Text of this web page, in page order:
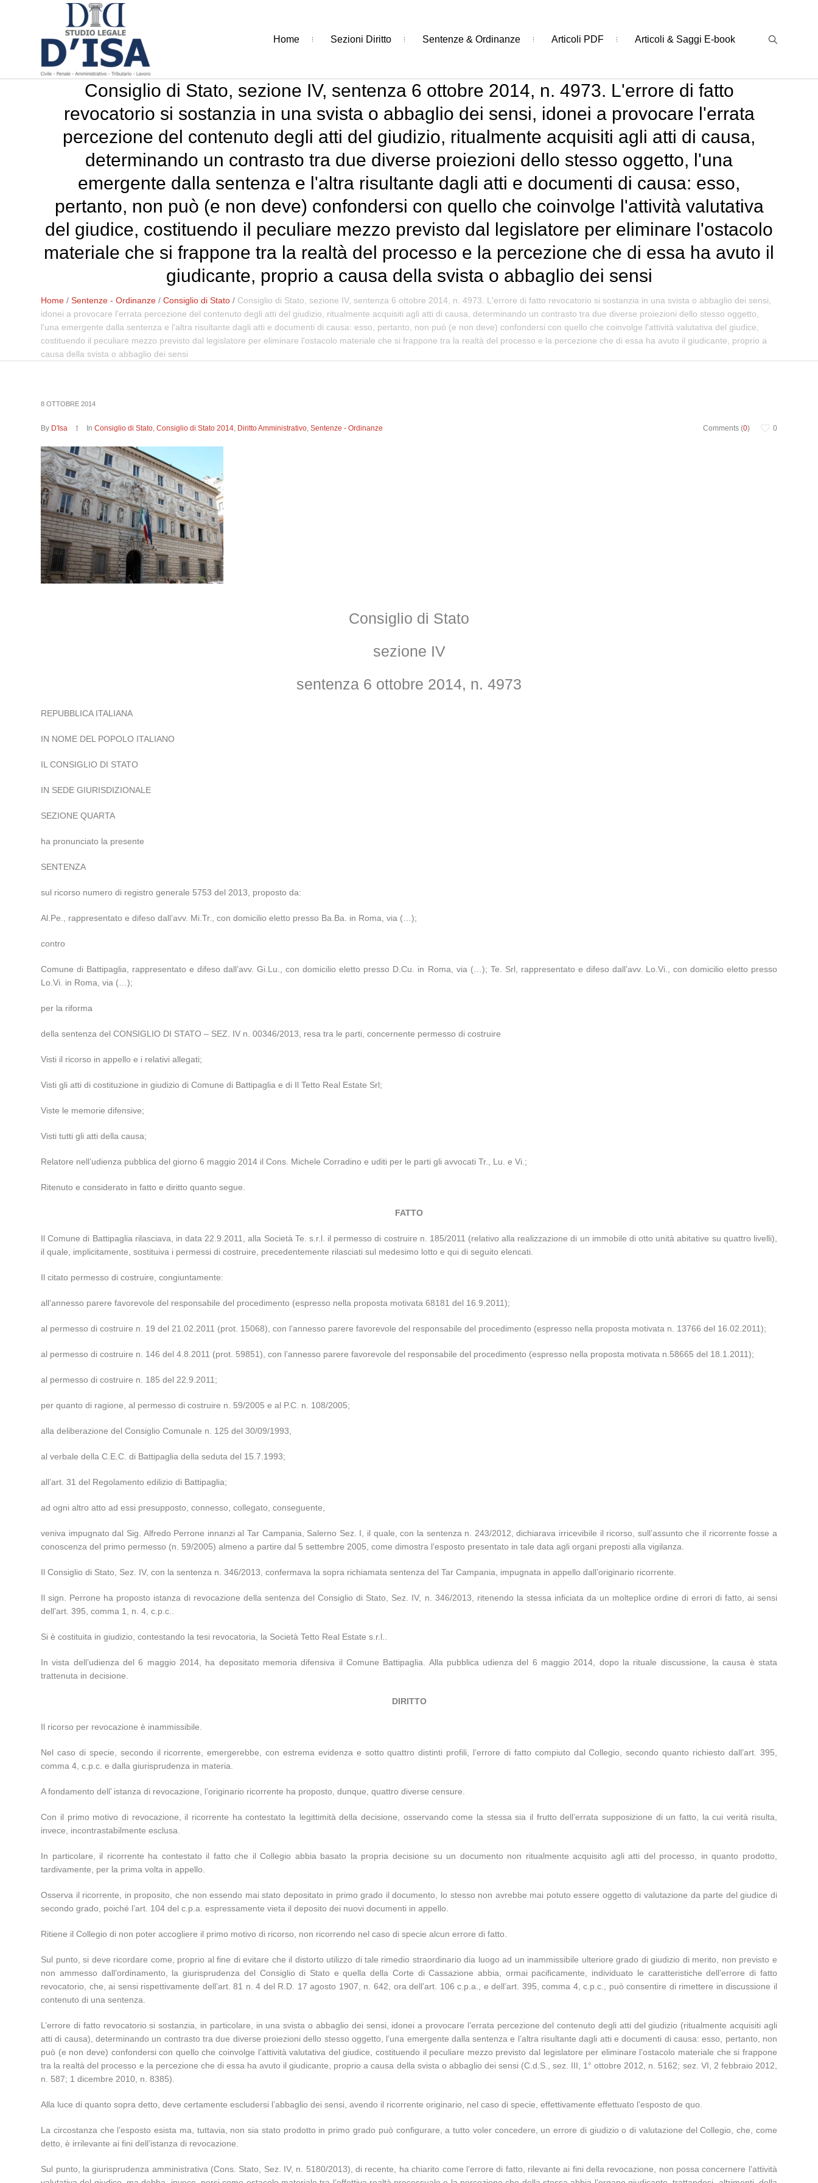
Home Sezioni Diritto Sentenze & Ordinanze Articoli PDF Articoli & Saggi E-book
Consiglio di Stato, sezione IV, sentenza 6 ottobre 2014, n. 4973. L'errore di fatto
revocatorio si sostanzia in una svista o abbaglio dei sensi, idonei a provocare l'errata
percezione del contenuto degli atti del giudizio, ritualmente acquisiti agli atti di causa,
determinando un contrasto tra due diverse proiezioni dello stesso oggetto, l'una
emergente dalla sentenza e l'altra risultante dagli atti e documenti di causa: esso,
pertanto, non può (e non deve) confondersi con quello che coinvolge l'attività valutativa
del giudice, costituendo il peculiare mezzo previsto dal legislatore per eliminare l'ostacolo
materiale che si frappone tra la realtà del processo e la percezione che di essa ha avuto il
giudicante, proprio a causa della svista o abbaglio dei sensi
Home /Sentenze - Ordinanze /Consiglio di Stato / Consiglio di Stato, sezione IV, sentenza 6 ottobre 2014, n. 4973. L'errore di fatto revocatorio si sostanzia in una svista o abbaglio dei sensi,
idonei a provocare l'errata percezione del contenuto degli atti del giudizio, ritualmente acquisiti agli atti di causa, determinando un contrasto tra due diverse proiezioni dello stesso oggetto,
l'una emergente dalla sentenza e l'altra risultante dagli atti e documenti di causa: esso, pertanto, non può (e non deve) confondersi con quello che coinvolge l'attività valutativa del giudice,
costituendo il peculiare mezzo previsto dal legislatore per eliminare l'ostacolo materiale che si frappone tra la realtà del processo e la percezione che di essa ha avuto il giudicante, proprio a
causa della svista o abbaglio dei sensi
8 OTTOBRE 2014
Comments (0) 0
By D'Isa InConsiglio di Stato,Consiglio di Stato 2014, Diritto Amministrativo,Sentenze - Ordinanze
Consiglio di Stato
sezione IV
sentenza 6 ottobre 2014, n. 4973
REPUBBLICA ITALIANA
IN NOME DEL POPOLO ITALIANO
IL CONSIGLIO DI STATO
IN SEDE GIURISDIZIONALE
SEZIONE QUARTA
ha pronunciato la presente
SENTENZA
sul ricorso numero di registro generale 5753 del 2013, proposto da:
Al.Pe., rappresentato e difeso dall’avv. Mi.Tr., con domicilio eletto presso Ba.Ba. in Roma, via (…);
contro
Comune di Battipaglia, rappresentato e difeso dall’avv. Gi.Lu., con domicilio eletto presso D.Cu. in Roma, via (…); Te. Srl, rappresentato e difeso dall’avv. Lo.Vi., con domicilio eletto presso
Lo.Vi. in Roma, via (…);
per la riforma
della sentenza del CONSIGLIO DI STATO – SEZ. IV n. 00346/2013, resa tra le parti, concernente permesso di costruire
Visti il ricorso in appello e i relativi allegati;
Visti gli atti di costituzione in giudizio di Comune di Battipaglia e di Il Tetto Real Estate Srl;
Viste le memorie difensive;
Visti tutti gli atti della causa;
Relatore nell’udienza pubblica del giorno 6 maggio 2014 il Cons. Michele Corradino e uditi per le parti gli avvocati Tr., Lu. e Vi.;
Ritenuto e considerato in fatto e diritto quanto segue.
FATTO
Il Comune di Battipaglia rilasciava, in data 22.9.2011, alla Società Te. s.r.l. il permesso di costruire n. 185/2011 (relativo alla realizzazione di un immobile di otto unità abitative su quattro livelli),
il quale, implicitamente, sostituiva i permessi di costruire, precedentemente rilasciati sul medesimo lotto e qui di seguito elencati.
Il citato permesso di costruire, congiuntamente:
all’annesso parere favorevole del responsabile del procedimento (espresso nella proposta motivata 68181 del 16.9.2011);
al permesso di costruire n. 19 del 21.02.2011 (prot. 15068), con l’annesso parere favorevole del responsabile del procedimento (espresso nella proposta motivata n. 13766 del 16.02.2011);
al permesso di costruire n. 146 del 4.8.2011 (prot. 59851), con l’annesso parere favorevole del responsabile del procedimento (espresso nella proposta motivata n.58665 del 18.1.2011);
al permesso di costruire n. 185 del 22.9.2011;
per quanto di ragione, al permesso di costruire n. 59/2005 e al P.C. n. 108/2005;
alla deliberazione del Consiglio Comunale n. 125 del 30/09/1993,
al verbale della C.E.C. di Battipaglia della seduta del 15.7.1993;
all’art. 31 del Regolamento edilizio di Battipaglia;
ad ogni altro atto ad essi presupposto, connesso, collegato, conseguente,
veniva impugnato dal Sig. Alfredo Perrone innanzi al Tar Campania, Salerno Sez. I, il quale, con la sentenza n. 243/2012, dichiarava irricevibile il ricorso, sull’assunto che il ricorrente fosse a
conoscenza del primo permesso (n. 59/2005) almeno a partire dal 5 settembre 2005, come dimostra l’esposto presentato in tale data agli organi preposti alla vigilanza.
Il Consiglio di Stato, Sez. IV, con la sentenza n. 346/2013, confermava la sopra richiamata sentenza del Tar Campania, impugnata in appello dall’originario ricorrente.
Il sign. Perrone ha proposto istanza di revocazione della sentenza del Consiglio di Stato, Sez. IV, n. 346/2013, ritenendo la stessa inficiata da un molteplice ordine di errori di fatto, ai sensi
dell’art. 395, comma 1, n. 4, c.p.c..
Si è costituita in giudizio, contestando la tesi revocatoria, la Società Tetto Real Estate s.r.l..
In vista dell’udienza del 6 maggio 2014, ha depositato memoria difensiva il Comune Battipaglia. Alla pubblica udienza del 6 maggio 2014, dopo la rituale discussione, la causa è stata
trattenuta in decisione.
DIRITTO
Il ricorso per revocazione è inammissibile.
Nel caso di specie, secondo il ricorrente, emergerebbe, con estrema evidenza e sotto quattro distinti profili, l’errore di fatto compiuto dal Collegio, secondo quanto richiesto dall’art. 395,
comma 4, c.p.c. e dalla giurisprudenza in materia.
A fondamento dell’ istanza di revocazione, l’originario ricorrente ha proposto, dunque, quattro diverse censure.
Con il primo motivo di revocazione, il ricorrente ha contestato la legittimità della decisione, osservando come la stessa sia il frutto dell’errata supposizione di un fatto, la cui verità risulta,
invece, incontrastabilmente esclusa.
In particolare, il ricorrente ha contestato il fatto che il Collegio abbia basato la propria decisione su un documento non ritualmente acquisito agli atti del processo, in quanto prodotto,
tardivamente, per la prima volta in appello.
Osserva il ricorrente, in proposito, che non essendo mai stato depositato in primo grado il documento, lo stesso non avrebbe mai potuto essere oggetto di valutazione da parte del giudice di
secondo grado, poiché l’art. 104 del c.p.a. espressamente vieta il deposito dei nuovi documenti in appello.
Ritiene il Collegio di non poter accogliere il primo motivo di ricorso, non ricorrendo nel caso di specie alcun errore di fatto.
Sul punto, si deve ricordare come, proprio al fine di evitare che il distorto utilizzo di tale rimedio straordinario dia luogo ad un inammissibile ulteriore grado di giudizio di merito, non previsto e
non ammesso dall’ordinamento, la giurisprudenza del Consiglio di Stato e quella della Corte di Cassazione abbia, ormai pacificamente, individuato le caratteristiche dell’errore di fatto
revocatorio, che, ai sensi rispettivamente dell’art. 81 n. 4 del R.D. 17 agosto 1907, n. 642, ora dell’art. 106 c.p.a., e dell’art. 395, comma 4, c.p.c., può consentire di rimettere in discussione il
contenuto di una sentenza.
L’errore di fatto revocatorio si sostanzia, in particolare, in una svista o abbaglio dei sensi, idonei a provocare l’errata percezione del contenuto degli atti del giudizio (ritualmente acquisiti agli
atti di causa), determinando un contrasto tra due diverse proiezioni dello stesso oggetto, l’una emergente dalla sentenza e l’altra risultante dagli atti e documenti di causa: esso, pertanto, non
può (e non deve) confondersi con quello che coinvolge l’attività valutativa del giudice, costituendo il peculiare mezzo previsto dal legislatore per eliminare l’ostacolo materiale che si frappone
tra la realtà del processo e la percezione che di essa ha avuto il giudicante, proprio a causa della svista o abbaglio dei sensi (C.d.S., sez. III, 1° ottobre 2012, n. 5162; sez. VI, 2 febbraio 2012,
n. 587; 1 dicembre 2010, n. 8385).
Alla luce di quanto sopra detto, deve certamente escludersi l’abbaglio dei sensi, avendo il ricorrente originario, nel caso di specie, effettivamente effettuato l’esposto de quo.
La circostanza che l’esposto esista ma, tuttavia, non sia stato prodotto in primo grado può configurare, a tutto voler concedere, un errore di giudizio o di valutazione del Collegio, che, come
detto, è irrilevante ai fini dell’istanza di revocazione.
Sul punto, la giurisprudenza amministrativa (Cons. Stato, Sez. IV, n. 5180/2013), di recente, ha chiarito come l’errore di fatto, rilevante ai fini della revocazione, non possa concernere l’attività